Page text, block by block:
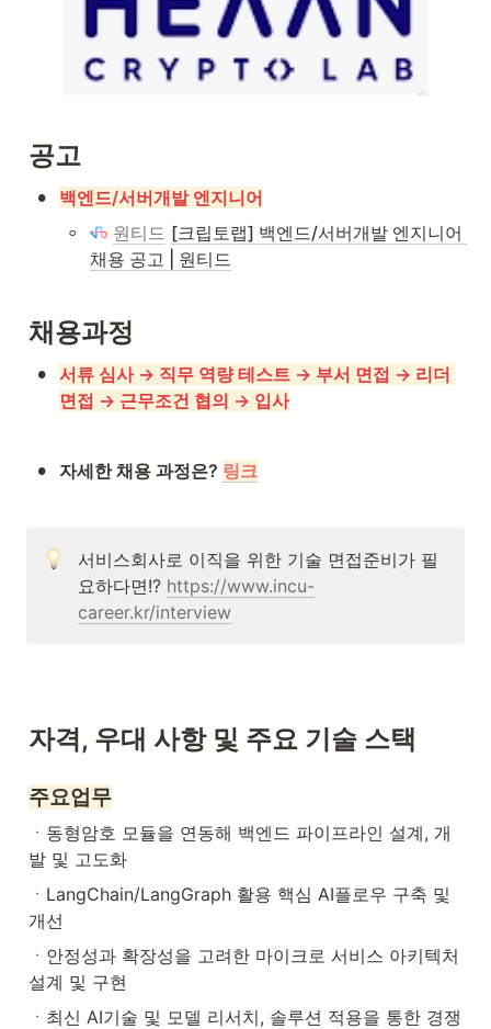
공고
• 백엔드/서버개발 엔지니어
◦ 원티드 [크립토랩] 백엔드/서버개발 엔지니어
채용 공고 | 원티드
채용과정
• 서류 심사 → 직무 역량 테스트 → 부서 면접 → 리더
면접 → 근무조건 협의 → 입사
• 자세한 채용 과정은? 링크
서비스회사로 이직을 위한 기술 면접준비가 필
요하다면!? https://www.incu-
career.kr/interview
자격, 우대 사항 및 주요 기술 스택
주요업무
ㆍ동형암호 모듈을 연동해 백엔드 파이프라인 설계, 개
발 및 고도화
ㆍLangChain/LangGraph 활용 핵심 AI플로우 구축 및
개선
ㆍ안정성과 확장성을 고려한 마이크로 서비스 아키텍처
설계 및 구현
ㆍ최신 AI기술 및 모델 리서치, 솔루션 적용을 통한 경쟁